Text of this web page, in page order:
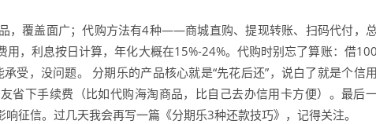
，覆盖面广；代购方法有4种——商城直购、提现转账、扫码代付，总
，利息按日计算，年化大概在15%-24%。代购时别忘了算账：借100
受，没问题。 分期乐的产品核心就是“先花后还”，说白了就是个信用
省下手续费（比如代购海淘商品，比自己去办信用卡方便）。最后
征信。过几天我会再写一篇《分期乐3种还款技巧》，记得关注。